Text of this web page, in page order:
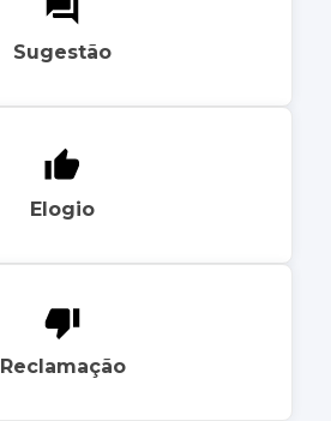
Sugestão
Elogio
Reclamação